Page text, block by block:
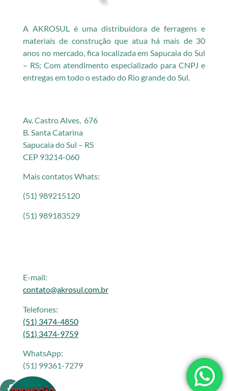
A AKROSUL é uma distribuidora de ferragens e
materiais de construção que atua há mais de 30
anos no mercado, fica localizada em Sapucaia do Sul
– RS; Com atendimento especializado para CNPJ e
entregas em todo o estado do Rio grande do Sul.
Av. Castro Alves, 676
B. Santa Catarina
Sapucaia do Sul – RS
CEP 93214-060
Mais contatos Whats:
(51) 989215120
(51) 989183529
E-mail:
contato@akrosul.com.br
Telefones:
(51) 3474-4850
(51) 3474-9759
WhatsApp:
(51) 99361-7279